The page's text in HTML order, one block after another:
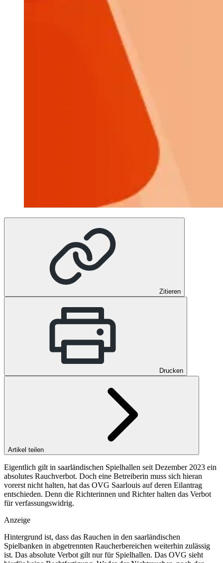
Zitieren
Drucken
Artikel teilen
Eigentlich gilt in saarländischen Spielhallen seit Dezember 2023 ein
absolutes Rauchverbot. Doch eine Betreiberin muss sich hieran
vorerst nicht halten, hat das OVG Saarlouis auf deren Eilantrag
entschieden. Denn die Richterinnen und Richter halten das Verbot
für verfassungswidrig.
Anzeige
Hintergrund ist, dass das Rauchen in den saarländischen
Spielbanken in abgetrennten Raucherbereichen weiterhin zulässig
ist. Das absolute Verbot gilt nur für Spielhallen. Das OVG sieht